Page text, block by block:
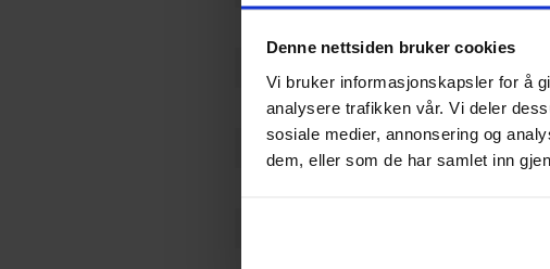
Denne nettsiden bruker cookies
Vi bruker informasjonskapsler for å
analysere trafikken vår. Vi deler
sosiale medier, annonsering og
dem, eller som de har samlet inn
Illustratør
Antall Sider